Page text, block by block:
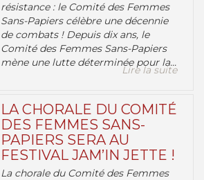
résistance : le Comité des Femmes
Sans-Papiers célèbre une décennie
de combats ! Depuis dix ans, le
Comité des Femmes Sans-Papiers
mène une lutte déterminée pour la...
Lire la suite
LA CHORALE DU COMITÉ
DES FEMMES SANS-
PAPIERS SERA AU
FESTIVAL JAM’IN JETTE !
La chorale du Comité des Femmes